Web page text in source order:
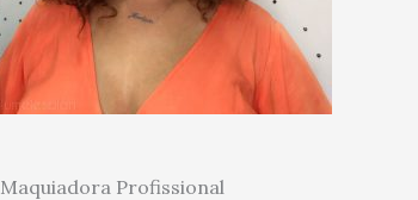
Maquiadora Profissional